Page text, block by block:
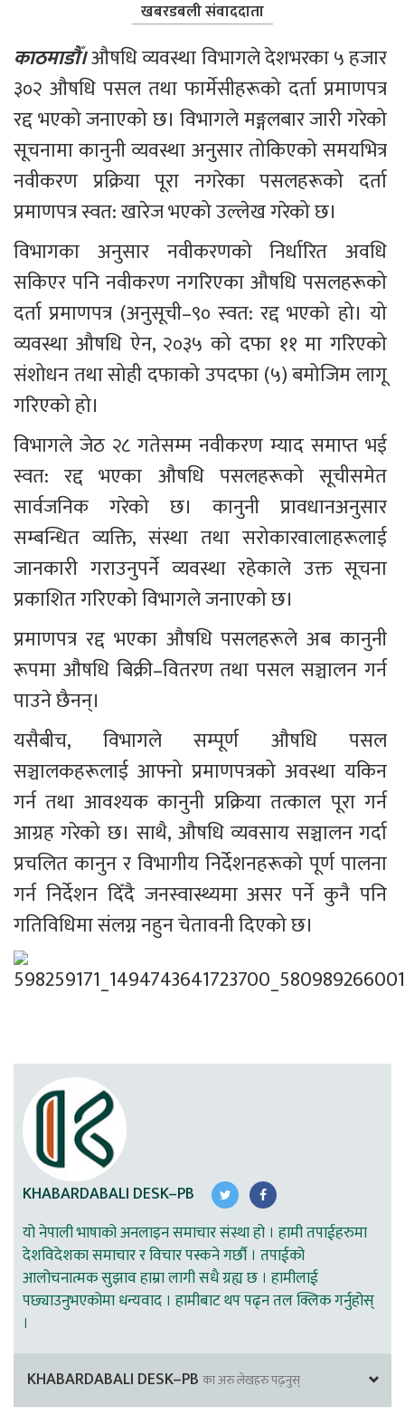
खबरडबली संवाददाता
काठमाडौँ। औषधि व्यवस्था विभागले देशभरका ५ हजार
३०२ औषधि पसल तथा फार्मेसीहरूको दर्ता प्रमाणपत्र
रद्द भएको जनाएको छ। विभागले मङ्गलबार जारी गरेको
सूचनामा कानुनी व्यवस्था अनुसार तोकिएको समयभित्र
नवीकरण प्रक्रिया पूरा नगरेका पसलहरूको दर्ता
प्रमाणपत्र स्वत: खारेज भएको उल्लेख गरेको छ।
विभागका अनुसार नवीकरणको निर्धारित अवधि
सकिएर पनि नवीकरण नगरिएका औषधि पसलहरूको
दर्ता प्रमाणपत्र (अनुसूची–९० स्वत: रद्द भएको हो। यो
व्यवस्था औषधि ऐन, २०३५ को दफा ११ मा गरिएको
संशोधन तथा सोही दफाको उपदफा (५) बमोजिम लागू
गरिएको हो।
विभागले जेठ २८ गतेसम्म नवीकरण म्याद समाप्त भई
स्वत: रद्द भएका औषधि पसलहरूको सूचीसमेत
सार्वजनिक गरेको छ। कानुनी प्रावधानअनुसार
सम्बन्धित व्यक्ति, संस्था तथा सरोकारवालाहरूलाई
जानकारी गराउनुपर्ने व्यवस्था रहेकाले उक्त सूचना
प्रकाशित गरिएको विभागले जनाएको छ।
प्रमाणपत्र रद्द भएका औषधि पसलहरूले अब कानुनी
रूपमा औषधि बिक्री–वितरण तथा पसल सञ्चालन गर्न
पाउने छैनन्।
यसैबीच, विभागले सम्पूर्ण औषधि पसल
सञ्चालकहरूलाई आफ्नो प्रमाणपत्रको अवस्था यकिन
गर्न तथा आवश्यक कानुनी प्रक्रिया तत्काल पूरा गर्न
आग्रह गरेको छ। साथै, औषधि व्यवसाय सञ्चालन गर्दा
प्रचलित कानुन र विभागीय निर्देशनहरूको पूर्ण पालना
गर्न निर्देशन दिँदै जनस्वास्थ्यमा असर पर्ने कुनै पनि
गतिविधिमा संलग्न नहुन चेतावनी दिएको छ।
KHABARDABALI DESK–PB
यो नेपाली भाषाको अनलाइन समाचार संस्था हो । हामी तपाईहरुमा
देशविदेशका समाचार र विचार पस्कने गर्छौ । तपाईको
आलोचनात्मक सुझाव हाम्रा लागी सधै ग्रह्य छ । हामीलाई
पछ्याउनुभएकोमा धन्यवाद । हामीबाट थप पढ्न तल क्लिक गर्नुहोस्
।
KHABARDABALI DESK–PB का अरु लेखहरु पढ्नुस्